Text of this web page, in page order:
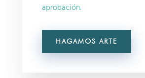
aprobación.
HAGAMOS ARTE